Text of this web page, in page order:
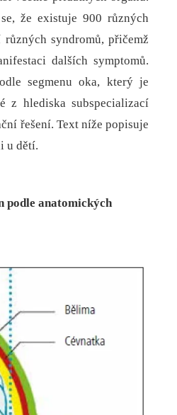
že existuje 900 různých
syndromů, přičemž
dalších symptomů.
segmenu oka, který je
z hlediska subspecializací
řešení. Text níže popisuje
u dětí.
podle anatomických